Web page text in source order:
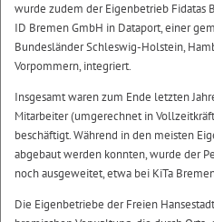
wurde zudem der Eigenbetrieb Fidatas
ID Bremen GmbH in Dataport, einer
Bundesländer Schleswig-Holstein,
Vorpommern, integriert.
Insgesamt waren zum Ende letzten
Mitarbeiter (umgerechnet in
beschäftigt. Während in den meisten
abgebaut werden konnten, wurde der
noch ausgeweitet, etwa bei KiTa
Die Eigenbetriebe der Freien